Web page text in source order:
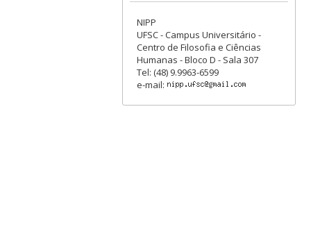
NIPP
UFSC - Campus Universitário -
Centro de Filosofia e Ciências
Humanas - Bloco D - Sala 307
Tel: (48) 9.9963-6599
e-mail: